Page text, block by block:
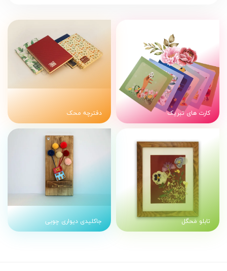
کارت های تبریک دفترچه محک
تابلو مَحگل جاکلیدی دیواری چوبی